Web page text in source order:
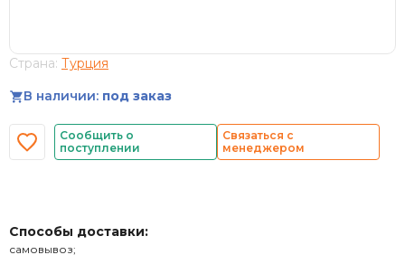
Страна: Турция
В наличии: под заказ
Сообщить о
поступлении
Связаться с
менеджером
Способы доставки:
самовывоз;